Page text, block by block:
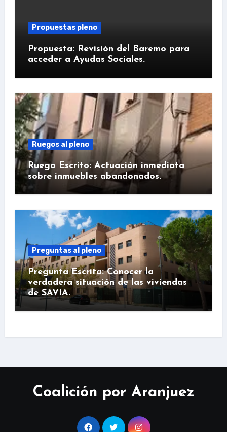
Propuestas pleno
Propuesta: Revisión del Baremo para
acceder a Ayudas Sociales.
Ruegos al pleno
Ruego Escrito: Actuación inmediata
sobre inmuebles abandonados.
Preguntas al pleno
Pregunta Escrita: Conocer la
verdadera situación de las viviendas
de SAVIA.
Coalición por Aranjuez